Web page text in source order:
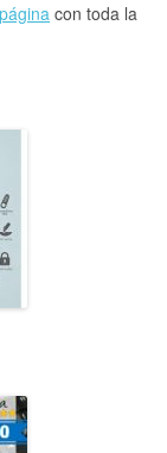
con toda la